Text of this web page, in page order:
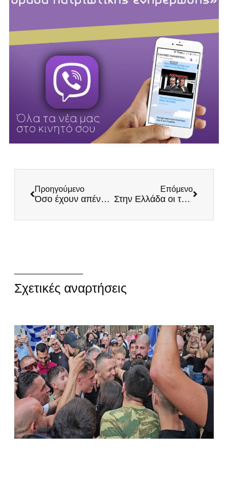
Προηγούμενο
Όσο έχουν απέναντί τους τον Δένδια συνεχώς θα προκαλούν – προκαλεί ο τούρκος υφεξ για την Θρακη
Επόμενο
Στην Ελλάδα οι τουρίστες έχουν δικαιώματα, οι Ελλήνες πάλι όχι
Σχετικές αναρτήσεις